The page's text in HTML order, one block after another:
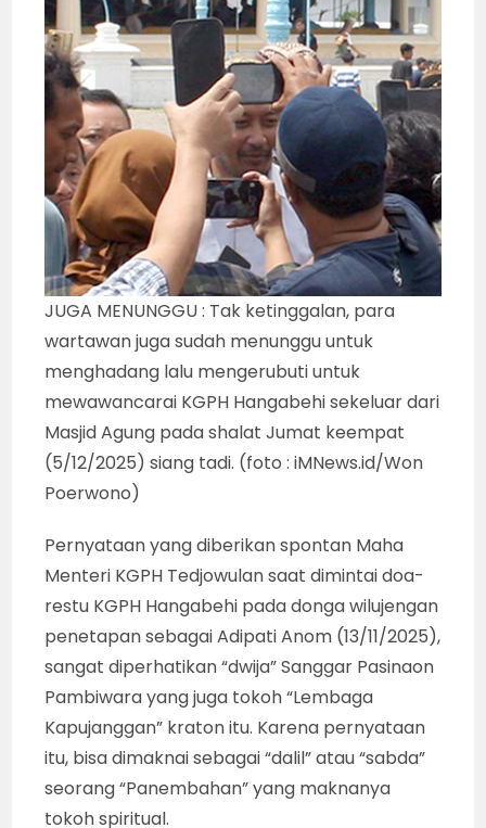
JUGA MENUNGGU : Tak ketinggalan, para
wartawan juga sudah menunggu untuk
menghadang lalu mengerubuti untuk
mewawancarai KGPH Hangabehi sekeluar dari
Masjid Agung pada shalat Jumat keempat
(5/12/2025) siang tadi. (foto : iMNews.id/Won
Poerwono)
Pernyataan yang diberikan spontan Maha
Menteri KGPH Tedjowulan saat dimintai doa-
restu KGPH Hangabehi pada donga wilujengan
penetapan sebagai Adipati Anom (13/11/2025),
sangat diperhatikan “dwija” Sanggar Pasinaon
Pambiwara yang juga tokoh “Lembaga
Kapujanggan” kraton itu. Karena pernyataan
itu, bisa dimaknai sebagai “dalil” atau “sabda”
seorang “Panembahan” yang maknanya
tokoh spiritual.